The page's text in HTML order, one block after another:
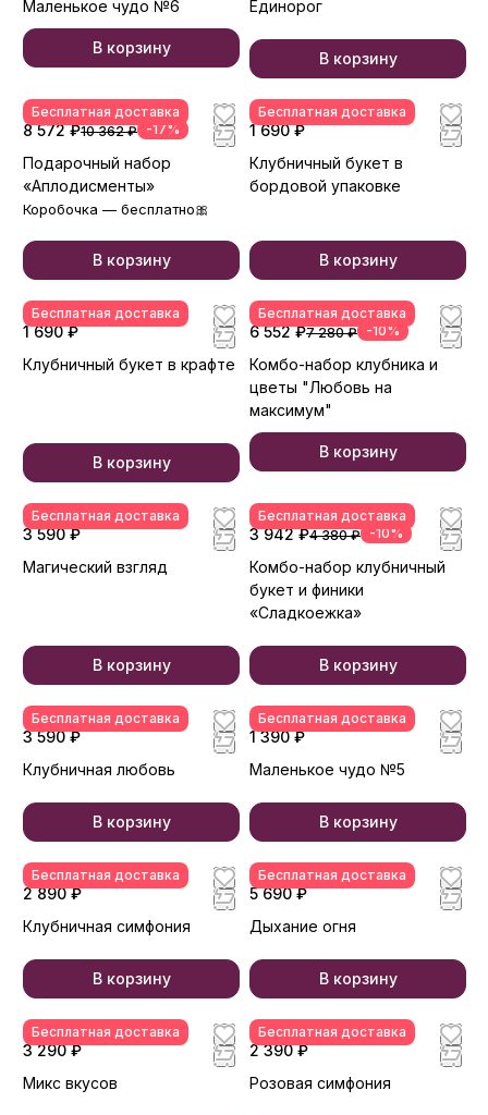
Маленькое чудо №6
В корзину
Единорог
В корзину
Бесплатная доставка
8 572 ₽10 362 ₽ -17%
Подарочный набор
«Аплодисменты»
Коробочка — бесплатно🎀
В корзину
Бесплатная доставка
1 690 ₽
Клубничный букет в
бордовой упаковке
В корзину
Бесплатная доставка
1 690 ₽
Клубничный букет в крафте
В корзину
Бесплатная доставка
6 552 ₽7 280 ₽ -10%
Комбо-набор клубника и
цветы "Любовь на
максимум"
В корзину
Бесплатная доставка
3 590 ₽
Магический взгляд
В корзину
Бесплатная доставка
3 942 ₽4 380 ₽ -10%
Комбо-набор клубничный
букет и финики
«Сладкоежка»
В корзину
Бесплатная доставка
3 590 ₽
Клубничная любовь
В корзину
Бесплатная доставка
1 390 ₽
Маленькое чудо №5
В корзину
Бесплатная доставка
2 890 ₽
Клубничная симфония
В корзину
Бесплатная доставка
5 690 ₽
Дыхание огня
В корзину
Бесплатная доставка
3 290 ₽
Микс вкусов
Бесплатная доставка
2 390 ₽
Розовая симфония